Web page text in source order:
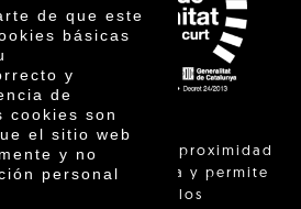
de que este
básicas
y
de
cookies son
el sitio web
y no
personal
"La venta de proximidad
está regulada y permite
identificar a los